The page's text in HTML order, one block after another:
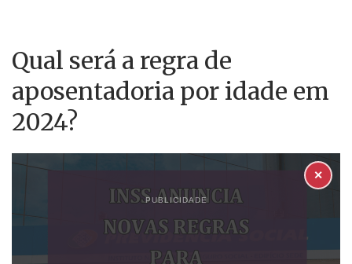
Qual será a regra de
aposentadoria por idade em
2024?
PUBLICIDADE
✕